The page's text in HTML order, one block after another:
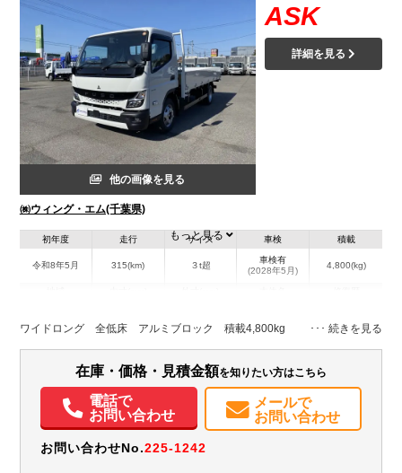
他の画像を見る
㈱ウィング・エム(千葉県)
ASK
詳細を見る
初年度
令和8年5月
走行
315(km)
サイズ
３t超
車検
車検有
(2028年5月)
積載
4,800(kg)
千葉県
W:2,080
H:410
W:2,170
H:2,270
無
装備情報
エアコン パワステ パワーウィンドウ エアバッグ
集中ドアロック
電動格納ミラー
ETC バックモニター
取扱説明書（一部含む）
メンテナンスノート（保証書）
もっと見る
ワイドロング 全低床 アルミブロック 積載4,800kg
在庫・価格・見積金額を知りたい方はこちら
電話で
お問い合わせ
メールで
お問い合わせ
お問い合わせNo.225-1242